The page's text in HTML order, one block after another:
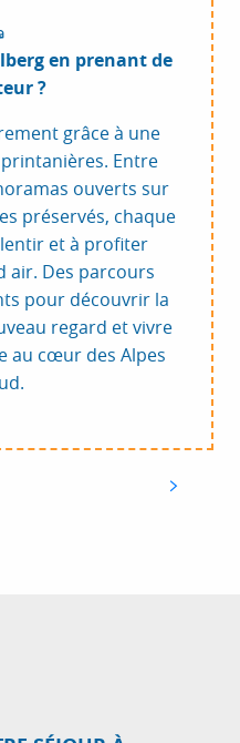
en prenant de
?
grâce à une
Entre
ouverts sur
préservés, chaque
et à profiter
air. Des parcours
pour découvrir la
regard et vivre
au cœur des Alpes
de Méric offre un